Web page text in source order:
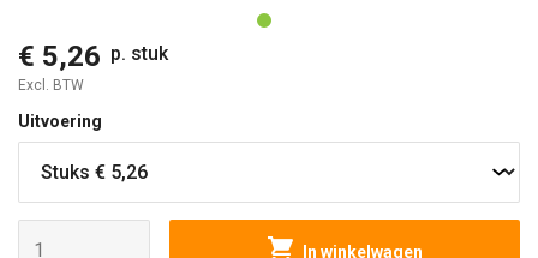
€ 5,26 p. stuk
Excl. BTW
Uitvoering
In winkelwagen